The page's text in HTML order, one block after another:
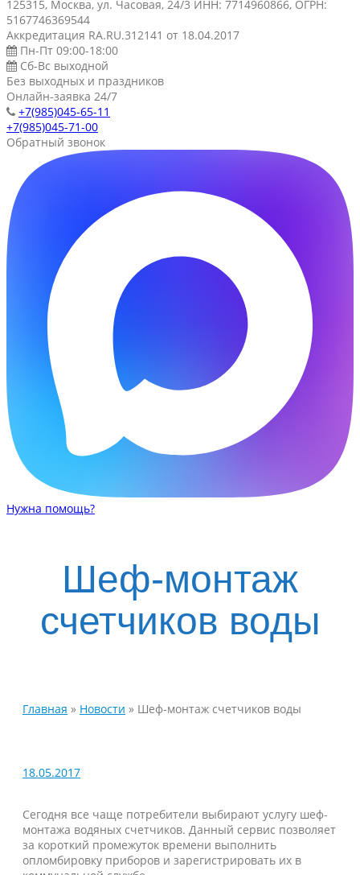
125315, Москва, ул. Часовая, 24/3 ИНН: 7714960866, ОГРН:
5167746369544
Аккредитация RA.RU.312141 от 18.04.2017
Пн-Пт 09:00-18:00
Сб-Вс выходной
Без выходных и праздников
Онлайн-заявка 24/7
+7(985)045-65-11
+7(985)045-71-00
Обратный звонок
Нужна помощь?
Шеф-монтаж
счетчиков воды
Главная » Новости » Шеф-монтаж счетчиков воды
18.05.2017
Сегодня все чаще потребители выбирают услугу шеф-
монтажа водяных счетчиков. Данный сервис позволяет
за короткий промежуток времени выполнить
опломбировку приборов и зарегистрировать их в